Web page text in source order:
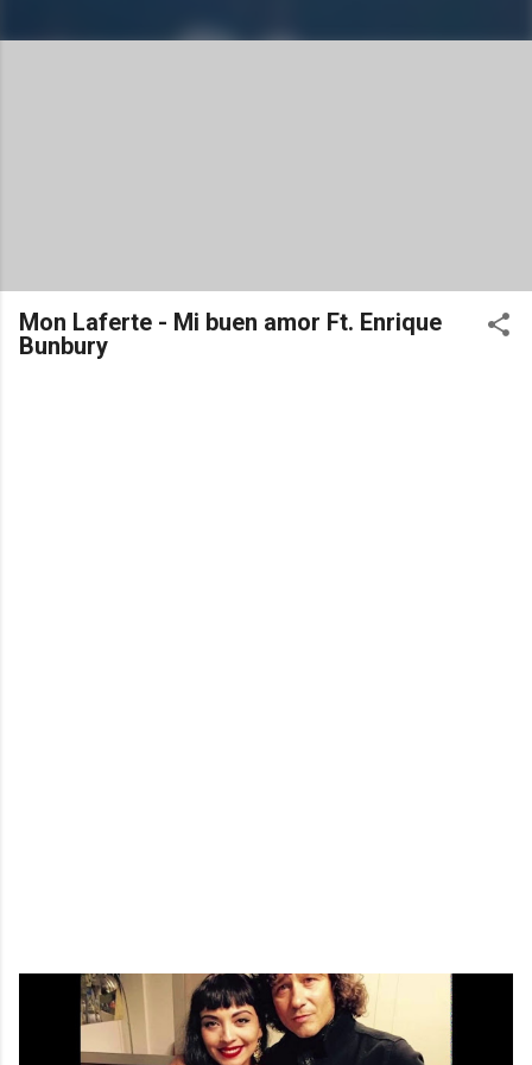
Mon Laferte - Mi buen amor Ft. Enrique
Bunbury